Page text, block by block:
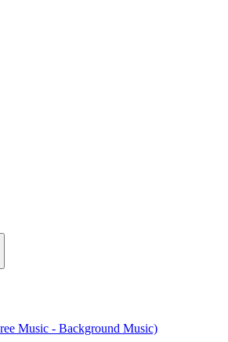
Music - Background Music)